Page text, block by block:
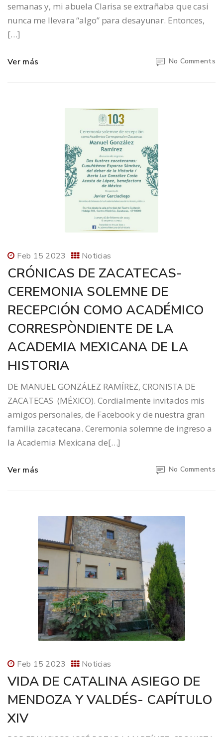
semanas y, mi abuela Clarisa se extrañaba que casi
nunca me llevara “algo” para desayunar. Entonces,
[…]
Ver más No Comments
Feb 15 2023 Noticias
CRÓNICAS DE ZACATECAS-
CEREMONIA SOLEMNE DE
RECEPCIÓN COMO ACADÉMICO
CORRESPÒNDIENTE DE LA
ACADEMIA MEXICANA DE LA
HISTORIA
DE MANUEL GONZÁLEZ RAMÍREZ, CRONISTA DE
ZACATECAS (MÉXICO). Cordialmente invitados mis
amigos personales, de Facebook y de nuestra gran
familia zacatecana. Ceremonia solemne de ingreso a
la Academia Mexicana de[…]
Ver más No Comments
Feb 15 2023 Noticias
VIDA DE CATALINA ASIEGO DE
MENDOZA Y VALDÉS- CAPÍTULO
XIV